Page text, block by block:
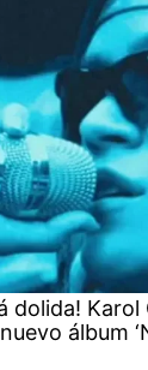
dolida! Karol
álbum